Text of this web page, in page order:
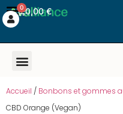
0,00€
0
Accueil / Bonbons et gommes
CBD Orange (Vegan)